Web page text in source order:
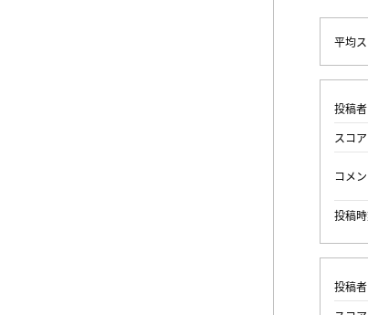
平均ス
投稿者
スコア
コメ
投稿
投稿者